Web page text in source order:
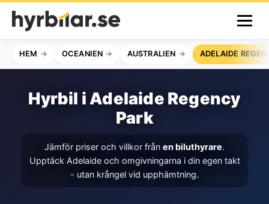
HEM OCEANIEN AUSTRALIEN ADELAIDE
Hyrbil i Adelaide Regency
Park
Jämför priser och villkor från en biluthyrare.
Upptäck Adelaide och omgivningarna i din egen takt
- utan krångel vid upphämtning.